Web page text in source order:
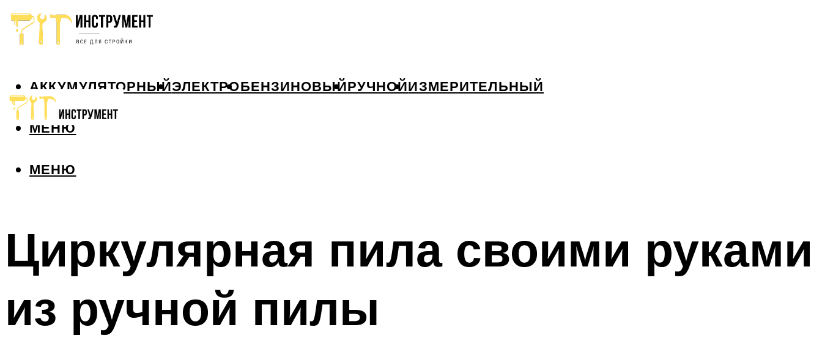
АККУМУЛЯТОРНЫЙЭЛЕКТРОБЕНЗИНОВЫЙРУЧНОЙИЗМЕРИТЕЛЬНЫЙ
МЕНЮ
МЕНЮ
Циркулярная пила своими руками
из ручной пилы